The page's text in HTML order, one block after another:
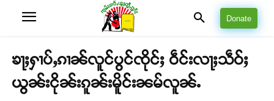
Donate
ၶႃႈႁၢပ်ႇၵၢၼ်လူင်ပွင်ၸိုင်ႈ ဝဵင်းလႃႈသဵဝ်ႈ
ယွၼ်းငိုၼ်းၵူၼ်းမိူင်းၼမ်လူၼ်ႉ